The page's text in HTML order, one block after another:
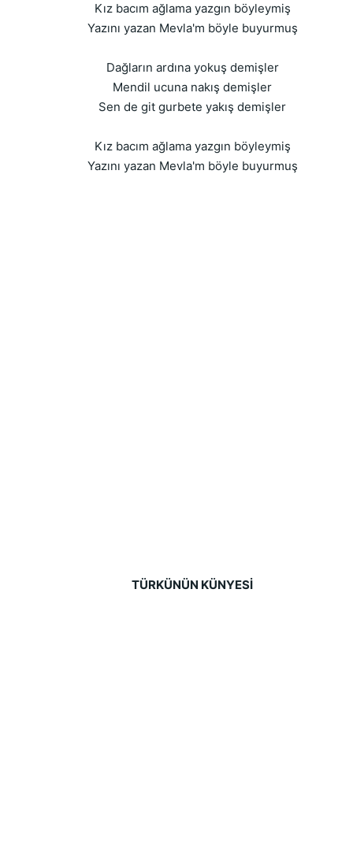
Kız bacım ağlama yazgın böyleymiş
Yazını yazan Mevla'm böyle buyurmuş
Dağların ardına yokuş demişler
Mendil ucuna nakış demişler
Sen de git gurbete yakış demişler
Kız bacım ağlama yazgın böyleymiş
Yazını yazan Mevla'm böyle buyurmuş
TÜRKÜNÜN KÜNYESİ